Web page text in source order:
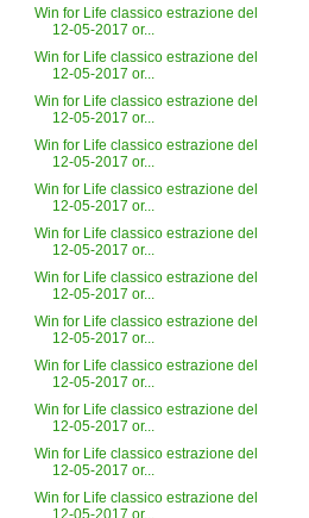
Win for Life classico estrazione del
12-05-2017 or...
Win for Life classico estrazione del
12-05-2017 or...
Win for Life classico estrazione del
12-05-2017 or...
Win for Life classico estrazione del
12-05-2017 or...
Win for Life classico estrazione del
12-05-2017 or...
Win for Life classico estrazione del
12-05-2017 or...
Win for Life classico estrazione del
12-05-2017 or...
Win for Life classico estrazione del
12-05-2017 or...
Win for Life classico estrazione del
12-05-2017 or...
Win for Life classico estrazione del
12-05-2017 or...
Win for Life classico estrazione del
12-05-2017 or...
Win for Life classico estrazione del